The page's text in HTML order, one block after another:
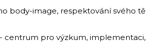
body-image, respektování svého
- centrum pro výzkum,